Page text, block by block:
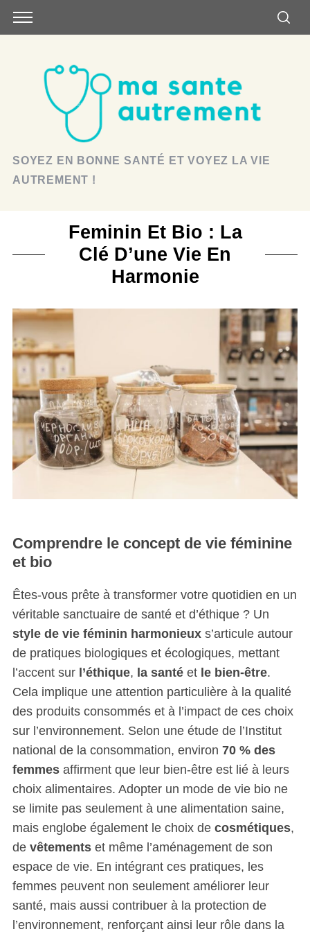
SOYEZ EN BONNE SANTÉ ET VOYEZ LA VIE
AUTREMENT !
Feminin Et Bio : La
Clé D’une Vie En
Harmonie
Comprendre le concept de vie féminine
et bio
Êtes-vous prête à transformer votre quotidien en un
véritable sanctuaire de santé et d’éthique ? Un
style de vie féminin harmonieuxs’articule autour
de pratiques biologiques et écologiques, mettant
l’accent sur l’éthique, la santéet le bien-être.
Cela implique une attention particulière à la qualité
des produits consommés et à l’impact de ces choix
sur l’environnement. Selon une étude de l’Institut
national de la consommation, environ 70 % des
femmesaffirment que leur bien-être est lié à leurs
choix alimentaires. Adopter un mode de vie bio ne
se limite pas seulement à une alimentation saine,
mais englobe également le choix de cosmétiques,
de vêtementset même l’aménagement de son
espace de vie. En intégrant ces pratiques, les
femmes peuvent non seulement améliorer leur
santé, mais aussi contribuer à la protection de
l’environnement, renforçant ainsi leur rôle dans la